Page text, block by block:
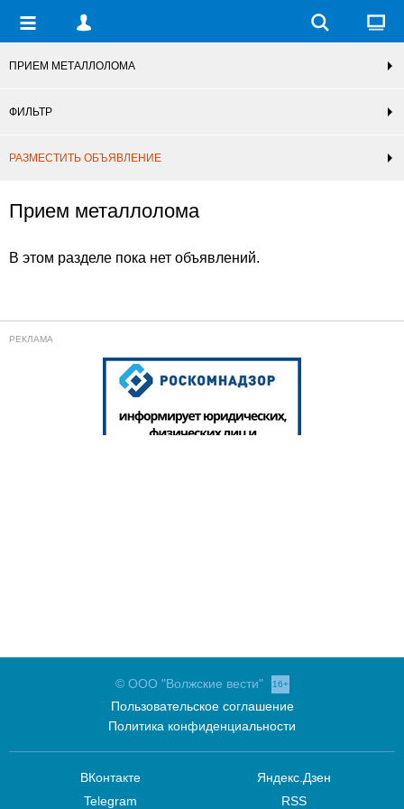
ПРИЕМ МЕТАЛЛОЛОМА
ФИЛЬТР
РАЗМЕСТИТЬ ОБЪЯВЛЕНИЕ
Прием металлолома
В этом разделе пока нет объявлений.
© ООО "Волжские вести" 16+
Пользовательское соглашение
Политика конфиденциальности
ВКонтакте
Telegram
Яндекс.Дзен
RSS